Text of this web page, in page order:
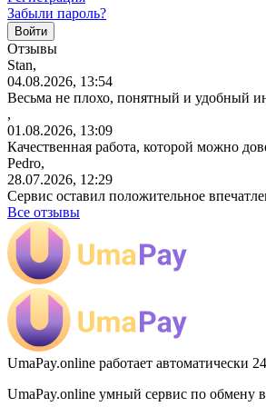
Забыли пароль?
Отзывы
Stan,
04.08.2026, 13:54
Весьма не плохо, понятный и удобный
,
01.08.2026, 13:09
Качественная работа, которой можно
Pedro,
28.07.2026, 12:29
Сервис оставил положительное
Все отзывы
UmaPay.online работает автоматически
UmaPay.online умный сервис по обмену